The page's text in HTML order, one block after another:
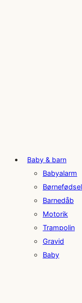
Baby & barn
Babyalarm
Barnedåb
Motorik
Trampolin
Gravid
Baby